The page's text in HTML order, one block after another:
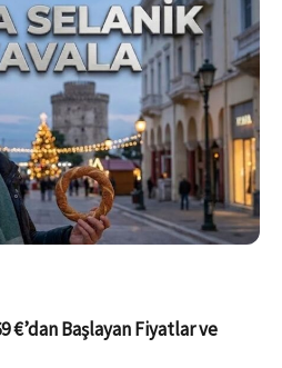
€’dan Başlayan Fiyatlar ve